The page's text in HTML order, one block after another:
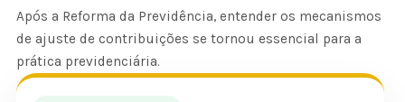
Após a Reforma da Previdência, entender os mecanismos
de ajuste de contribuições se tornou essencial para a
prática previdenciária.